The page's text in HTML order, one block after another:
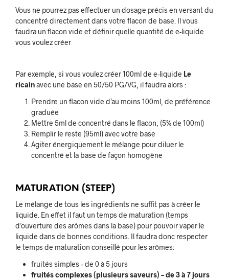
Vous ne pourrez pas effectuer un dosage précis en versant du
concentré directement dans votre flacon de base. Il vous
faudra un flacon vide et définir quelle quantité de e-liquide
vous voulez créer
Par exemple, si vous voulez créer 100ml de e-liquide Le
ricainavec une base en 50/50 PG/VG, il faudra alors :
Prendre un flacon vide d’au moins 100ml, de préférence
graduée
Mettre 5ml de concentré dans le flacon, (5% de 100ml)
Remplir le reste (95ml) avec votre base
Agiter énergiquement le mélange pour diluer le
concentré et la base de façon homogène
MATURATION (STEEP)
Le mélange de tous les ingrédients ne suffit pas à créer le
liquide. En effet il faut un temps de maturation (temps
d’ouverture des arômes dans la base) pour pouvoir vaper le
liquide dans de bonnes conditions. Il faudra donc respecter
le temps de maturation conseillé pour les arômes:
fruités simples – de 0 à 5 jours
fruités complexes (plusieurs saveurs) – de 3 à 7 jours